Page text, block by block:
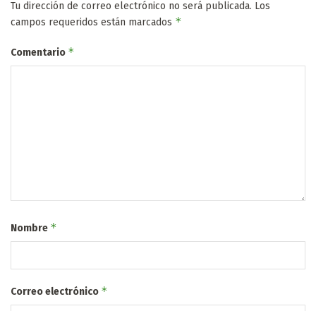
Tu dirección de correo electrónico no será publicada. Los
campos requeridos están marcados *
Comentario *
Nombre *
Correo electrónico *